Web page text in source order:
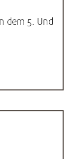
dem 5. Und